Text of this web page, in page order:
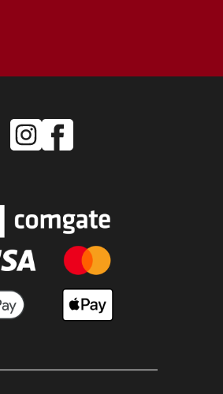
mielecentervlasek
Miele
Center